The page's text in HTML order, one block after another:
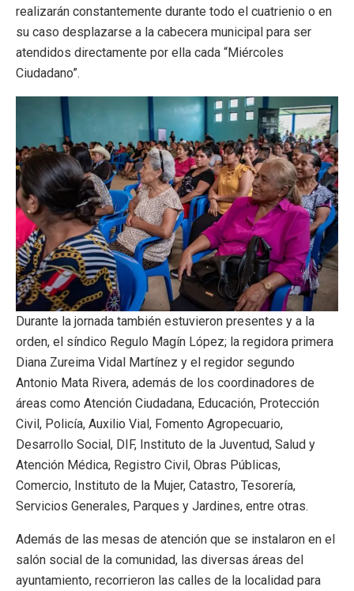
realizarán constantemente durante todo el cuatrienio o en
su caso desplazarse a la cabecera municipal para ser
atendidos directamente por ella cada “Miércoles
Ciudadano”.
Durante la jornada también estuvieron presentes y a la
orden, el síndico Regulo Magín López; la regidora primera
Diana Zureima Vidal Martínez y el regidor segundo
Antonio Mata Rivera, además de los coordinadores de
áreas como Atención Ciudadana, Educación, Protección
Civil, Policía, Auxilio Vial, Fomento Agropecuario,
Desarrollo Social, DIF, Instituto de la Juventud, Salud y
Atención Médica, Registro Civil, Obras Públicas,
Comercio, Instituto de la Mujer, Catastro, Tesorería,
Servicios Generales, Parques y Jardines, entre otras.
Además de las mesas de atención que se instalaron en el
salón social de la comunidad, las diversas áreas del
ayuntamiento, recorrieron las calles de la localidad para